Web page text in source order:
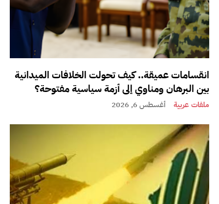
انقسامات عميقة.. كيف تحولت الخلافات الميدانية
بين البرهان ومناوي إلى أزمة سياسية مفتوحة؟
ملفات عربية أغسطس 6, 2026